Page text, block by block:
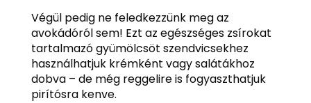
Végül pedig ne feledkezzünk meg az
avokádóról sem! Ezt az egészséges zsírokat
tartalmazó gyümölcsöt szendvicsekhez
használhatjuk krémként vagy salátákhoz
dobva – de még reggelire is fogyaszthatjuk
pirítósra kenve.